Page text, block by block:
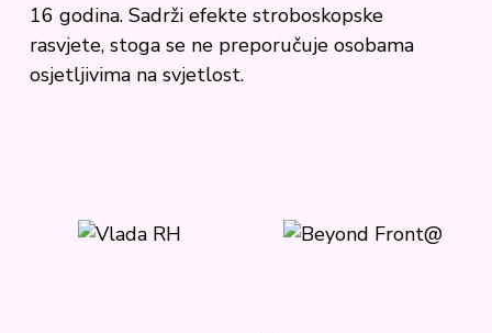
16 godina. Sadrži efekte stroboskopske
rasvjete, stoga se ne preporučuje osobama
osjetljivima na svjetlost.